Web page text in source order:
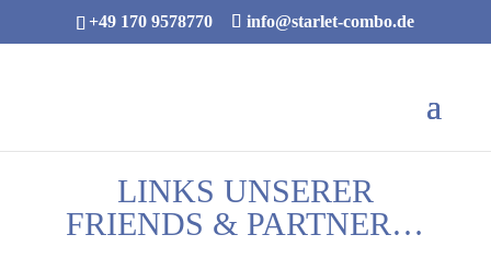
+49 170 9578770 info@starlet-combo.de
LINKS UNSERER
FRIENDS & PARTNER…